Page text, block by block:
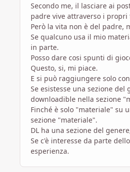
Secondo me, il lasciare ai
padre vive attraverso i
Però la vita non è del padre,
Se qualcuno usa il mio
in parte.
Posso dare cosi spunti di
Questo, si, mi piace.
E si può raggiungere solo
Se esistesse una sezione del
downloadible nella sezione
Finché è solo "materiale" su
sezione "materiale".
DL ha una sezione del
Se c'è interesse da parte
esperienza.